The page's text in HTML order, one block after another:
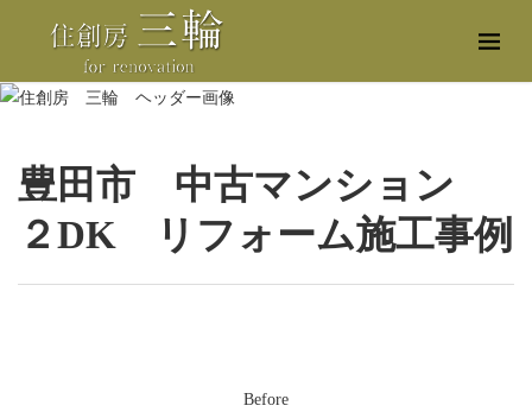
豊田市 中古マンション
２DK リフォーム施工事例
Before